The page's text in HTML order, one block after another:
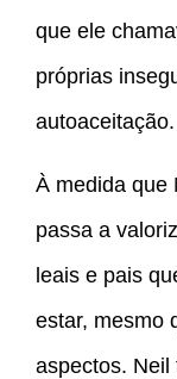
que ele
próprias
autoaceitação.
À medida que
passa a
leais e pais
estar, mesmo
aspectos. Neil